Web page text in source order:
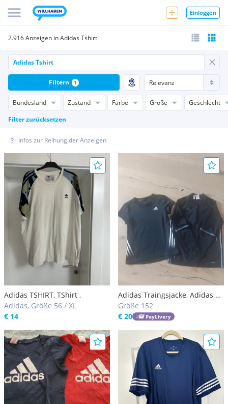
Einloggen
2.916 Anzeigen in Adidas Tshirt
Bundesland Zustand Farbe Größe
Geschlecht
Filter zurücksetzen
Filtern 1
Infos zur Reihung der Anzeigen
Adidas TSHIRT, TShirt ,
Adidas, Größe 56 / XL
€ 14
Adidas Traingsjacke, Adidas T-
Shirt
Größe 152
€ 20
PayLivery